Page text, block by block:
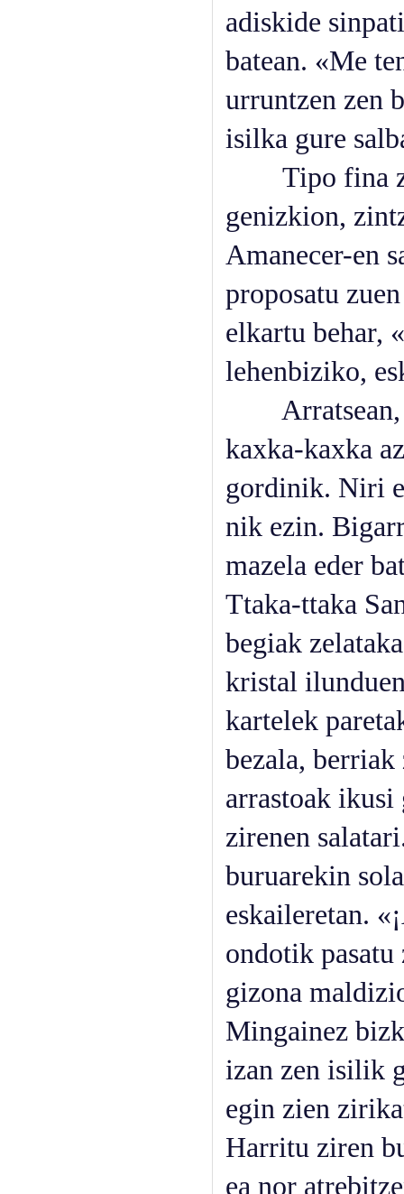
adiskide
batean. «Me
urruntzen zen
isilka gure
Tipo fina
genizkion,
Amanecer-en
proposatu
elkartu behar,
lehenbiziko,
Arratsean,
kaxka-kaxka
gordinik. Niri
nik ezin.
mazela eder
Ttaka-ttaka
begiak
kristal
kartelek
bezala, berriak
arrastoak ikusi
zirenen
buruarekin
eskaileretan.
ondotik
gizona
Mingainez
izan zen isilik
egin zien
Harritu ziren
ea nor